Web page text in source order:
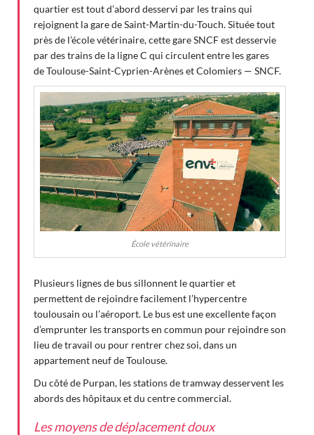
quartier est tout d’abord desservi par les trains qui
rejoignent la gare de Saint-Martin-du-Touch. Située tout
près de l’école vétérinaire, cette gare SNCF est desservie
par des trains de la ligne C qui circulent entre les gares
de Toulouse-Saint-Cyprien-Arènes et Colomiers — SNCF.
École vétérinaire
Plusieurs lignes de bus sillonnent le quartier et
permettent de rejoindre facilement l’hypercentre
toulousain ou l’aéroport. Le bus est une excellente façon
d’emprunter les transports en commun pour rejoindre son
lieu de travail ou pour rentrer chez soi, dans un
appartement neuf de Toulouse.
Du côté de Purpan, les stations de tramway desservent les
abords des hôpitaux et du centre commercial.
Les moyens de déplacement doux